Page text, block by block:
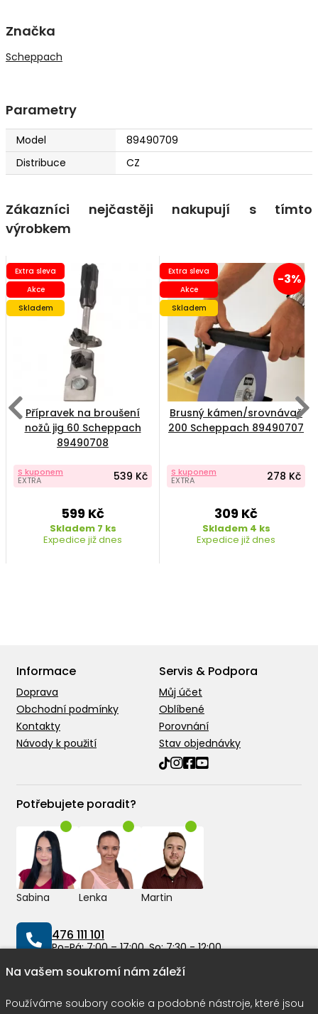
Značka
Scheppach
Parametry
Model
89490709
Distribuce
CZ
Zákazníci nejčastěji nakupují s tímto
výrobkem
Extra sleva
Akce
Skladem
Přípravek na broušení
nožů jig 60 Scheppach
89490708
S kuponem
EXTRA 539 Kč
599 Kč
Skladem 7 ks
Expedice již dnes
-3%
Extra sleva
Akce
Skladem
Brusný kámen/srovnávač
200 Scheppach 89490707
S kuponem
EXTRA 278 Kč
309 Kč
Skladem 4 ks
Expedice již dnes
Informace
Doprava
Obchodní podmínky
Kontakty
Návody k použití
Servis & Podpora
Můj účet
Oblíbené
Porovnání
Stav objednávky
Potřebujete poradit?
Sabina Lenka Martin
476 111 101
Po-Pá: 7:00 – 17:00, So: 7:30 - 12:00
Na vašem soukromí nám záleží
Používáme soubory cookie a podobné nástroje, které jsou